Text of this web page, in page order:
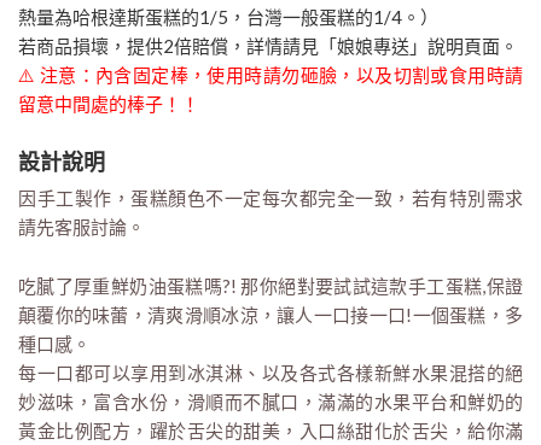
熱量為哈根達斯蛋糕的1/5，台灣一般蛋糕的1/4。）
若商品損壞，提供2倍賠償，詳情請見「娘娘專送」說明頁面。
⚠️ 注意：內含固定棒，使用時請勿砸臉，以及切割或食用時請
留意中間處的棒子！！
設計說明
因手工製作，蛋糕顏色不一定每次都完全一致，若有特別需求
請先客服討論。
吃膩了厚重鮮奶油蛋糕嗎?! 那你絕對要試試這款手工蛋糕,保證
顛覆你的味蕾，清爽滑順冰涼，讓人一口接一口!一個蛋糕，多
種口感。
每一口都可以享用到冰淇淋、以及各式各樣新鮮水果混搭的絕
妙滋味，富含水份，滑順而不膩口，滿滿的水果平台和鮮奶的
黃金比例配方，躍於舌尖的甜美，入口絲甜化於舌尖，給你滿